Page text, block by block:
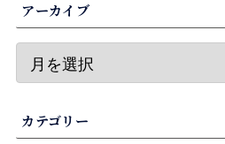
アーカイブ
カテゴリー